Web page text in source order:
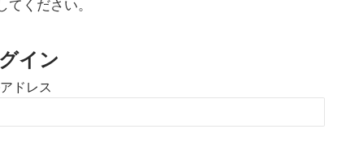
ください。
イン
ドレス